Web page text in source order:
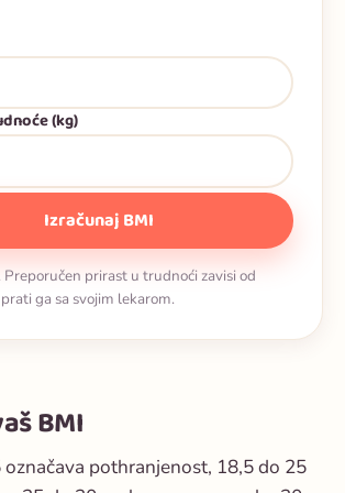
(kg)
Izračunaj BMI
Preporučen prirast u trudnoći zavisi od
ga sa svojim lekarom.
BMI
pothranjenost, 18,5 do 25